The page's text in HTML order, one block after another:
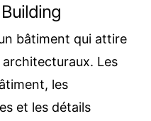
bâtiment qui attire
architecturaux. Les
les
et les détails